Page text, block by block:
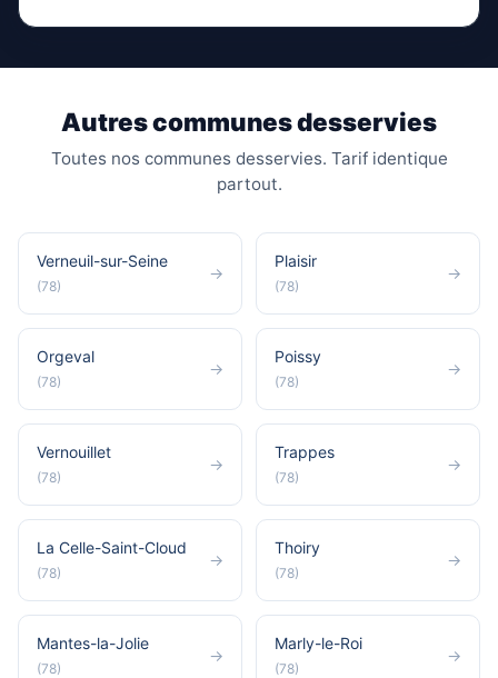
Autres communes desservies
Toutes nos communes desservies. Tarif identique
partout.
Verneuil-sur-Seine
(78)
→
Plaisir
(78)
→
Orgeval
(78)
→
Poissy
(78)
→
Vernouillet
(78)
→
Trappes
(78)
→
La Celle-Saint-Cloud
(78)
→
Thoiry
(78)
→
Mantes-la-Jolie
(78)
→
Marly-le-Roi
(78)
→